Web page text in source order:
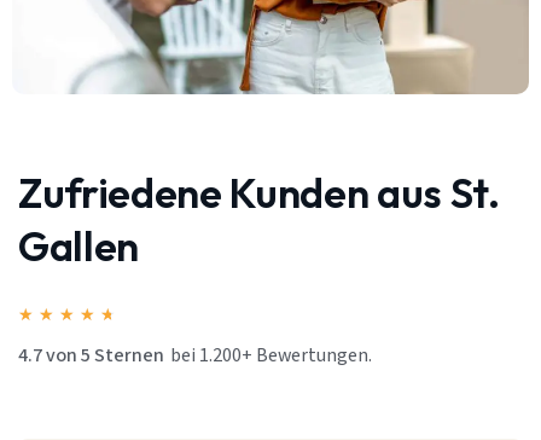
Zufriedene Kunden aus St.
Gallen
★ ★ ★ ★ ★
4.7 von 5 Sternen bei 1.200+ Bewertungen.